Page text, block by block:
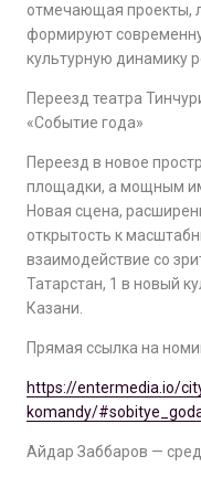
отмечающая проекты,
формируют
культурную динамику
Переезд театра
«Событие года»
Переезд в новое
площадки, а мощным
Новая сцена,
открытость к
взаимодействие со
Татарстан, 1 в новый
Казани.
Прямая ссылка на
https://entermedia.io/
komandy/
Айдар Заббаров —